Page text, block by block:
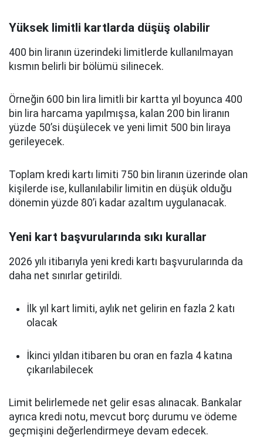
Yüksek limitli kartlarda düşüş olabilir
400 bin liranın üzerindeki limitlerde kullanılmayan
kısmın belirli bir bölümü silinecek.
Örneğin 600 bin lira limitli bir kartta yıl boyunca 400
bin lira harcama yapılmışsa, kalan 200 bin liranın
yüzde 50’si düşülecek ve yeni limit 500 bin liraya
gerileyecek.
Toplam kredi kartı limiti 750 bin liranın üzerinde olan
kişilerde ise, kullanılabilir limitin en düşük olduğu
dönemin yüzde 80’i kadar azaltım uygulanacak.
Yeni kart başvurularında sıkı kurallar
2026 yılı itibarıyla yeni kredi kartı başvurularında da
daha net sınırlar getirildi.
İlk yıl kart limiti, aylık net gelirin en fazla 2 katı
olacak
İkinci yıldan itibaren bu oran en fazla 4 katına
çıkarılabilecek
Limit belirlemede net gelir esas alınacak. Bankalar
ayrıca kredi notu, mevcut borç durumu ve ödeme
geçmişini değerlendirmeye devam edecek.